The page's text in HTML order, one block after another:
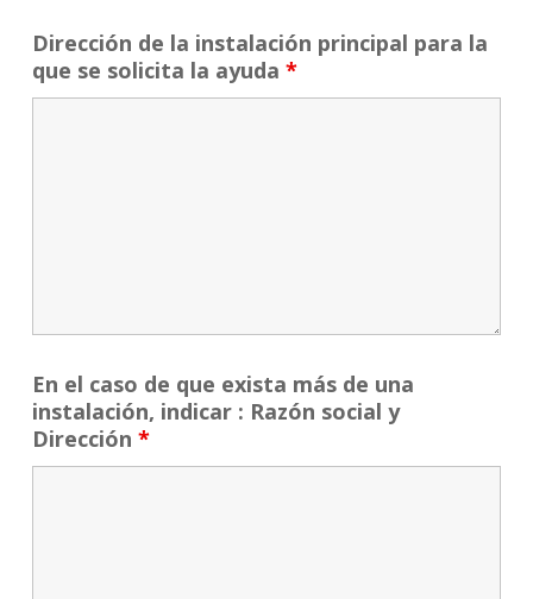
Dirección de la instalación principal para la
que se solicita la ayuda*
En el caso de que exista más de una
instalación, indicar : Razón social y
Dirección*